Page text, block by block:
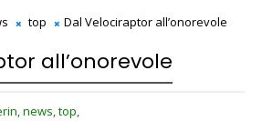
top Dal Velociraptor all’onorevole
all’onorevole
news,top,